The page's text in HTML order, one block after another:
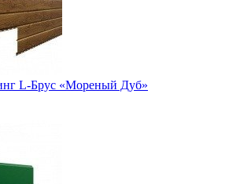
L-Брус «Мореный Дуб»